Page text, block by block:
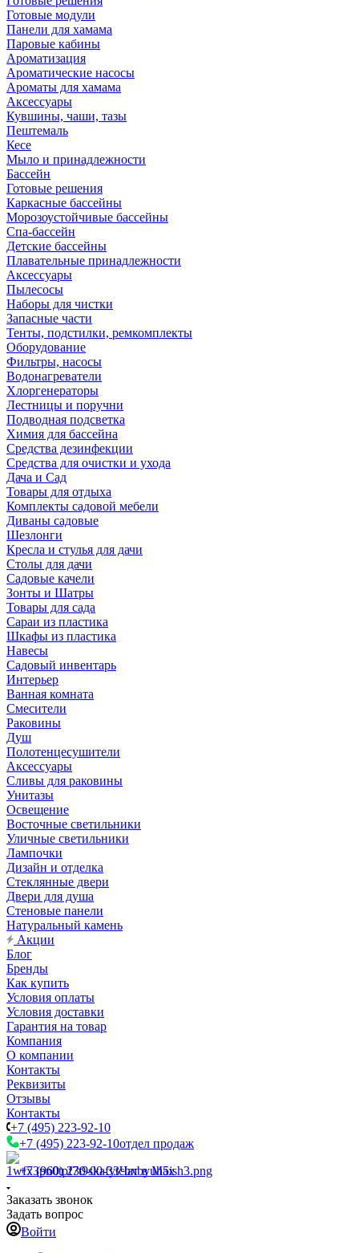
Готовые модули
Панели для хамама
Паровые кабины
Ароматизация
Ароматические насосы
Ароматы для хамама
Аксессуары
Кувшины, чаши, тазы
Пештемаль
Кесе
Мыло и принадлежности
Бассейн
Готовые решения
Каркасные бассейны
Морозоустойчивые бассейны
Спа-бассейн
Детские бассейны
Плавательные принадлежности
Аксессуары
Пылесосы
Наборы для чистки
Запасные части
Тенты, подстилки, ремкомплекты
Оборудование
Фильтры, насосы
Водонагреватели
Хлоргенераторы
Лестницы и поручни
Подводная подсветка
Химия для бассейна
Средства дезинфекции
Средства для очистки и ухода
Дача и Сад
Товары для отдыха
Комплекты садовой мебели
Диваны садовые
Шезлонги
Кресла и стулья для дачи
Столы для дачи
Садовые качели
Зонты и Шатры
Товары для сада
Сараи из пластика
Шкафы из пластика
Навесы
Садовый инвентарь
Интерьер
Ванная комната
Смесители
Раковины
Душ
Полотенцесушители
Аксессуары
Сливы для раковины
Унитазы
Освещение
Восточные светильники
Уличные светильники
Лампочки
Дизайн и отделка
Стеклянные двери
Двери для душа
Стеновые панели
Натуральный камень
Акции
Блог
Бренды
Как купить
Условия оплаты
Условия доставки
Гарантия на товар
Компания
О компании
Контакты
Реквизиты
Отзывы
Контакты
+7 (495) 223-92-10
+7 (495) 223-92-10отдел продаж
+7 (960) 230-00-33Чат в Max
Заказать звонок
Задать вопрос
Войти